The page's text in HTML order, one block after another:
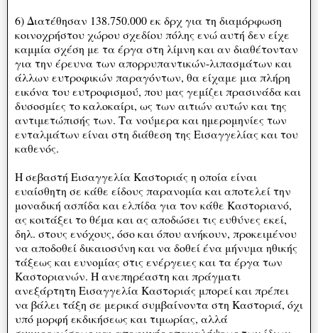
6) Διατέθησαν 138.750.000 εκ δρχ για τη διαμόρφωση
κοινοχρήστου χώρου σχεδίου πόλης ενώ αυτή δεν είχε
καμμία σχέση με τα έργα στη λίμνη και αν διαθέτονταν
για την έρευνα των απορρυπαντικών-λιπασμάτων και
άλλων ευτροφικών παραγόντων, θα είχαμε μια πλήρη
εικόνα του ευτροφισμού, που μας γεμίζει πρασινάδα και
δυσοσμίες το καλοκαίρι, ως των αιτιών αυτών και της
αντιμετώπισής των. Τα νούμερα και ημερομηνίες των
ενταλμάτων είναι στη διάθεση της Εισαγγελίας και του
καθενός.
Η σεβαστή Εισαγγελία Καστοριάς η οποία είναι
ευαίσθητη σε κάθε είδους παρανομία και αποτελεί την
μοναδική ασπίδα και ελπίδα για τον κάθε Καστοριανό,
ας κοιτάξει το θέμα και ας αποδώσει τις ευθύνες εκεί,
δηλ. στους ενόχους, όσο και όπου ανήκουν, προκειμένου
να αποδοθεί δικαιοσύνη και να δοθεί ένα μήνυμα ηθικής
τάξεως και ευνομίας στις ενέργειες και τα έργα των
Καστοριανών. Η ανεπηρέαστη και πράγματι
ανεξάρτητη Εισαγγελία Καστοριάς μπορεί και πρέπει
να βάλει τάξη σε μερικά συμβαίνοντα στη Καστοριά, όχι
υπό μορφή εκδικήσεως και τιμωρίας, αλλά